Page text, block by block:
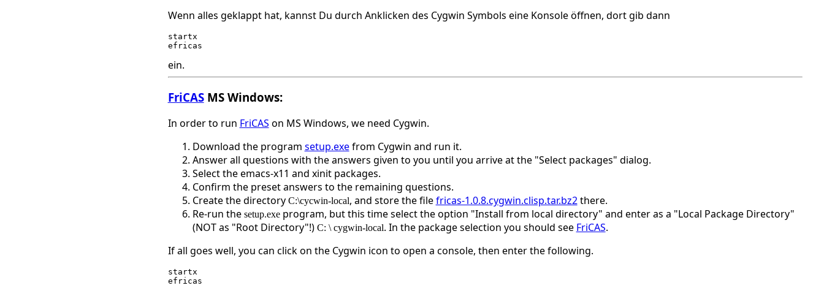
Wenn alles geklappt hat, kannst Du durch Anklicken des Cygwin Symbols eine Konsole öffnen, dort gib dann
startx
ein.
FriCASMS Windows:
In order to run FriCAS on MS Windows, we need Cygwin.
Download the program setup.exefrom Cygwin and run it.
Answer all questions with the answers given to you until you arrive at the "Select packages" dialog.
Select the emacs-x11 and xinit packages.
Confirm the preset answers to the remaining questions.
Create the directory C:\cycwin-local, and store the filefricas-1.0.8.cygwin.clisp.tar.bz2there.
Re-run the setup.exeprogram, but this time select the option "Install from local directory" and enter as a "Local Package Directory"
(NOT as "Root Directory"!) C: \ cygwin-local. In the package selection you should see FriCAS.
If all goes well, you can click on the Cygwin icon to open a console, then enter the following.
startx